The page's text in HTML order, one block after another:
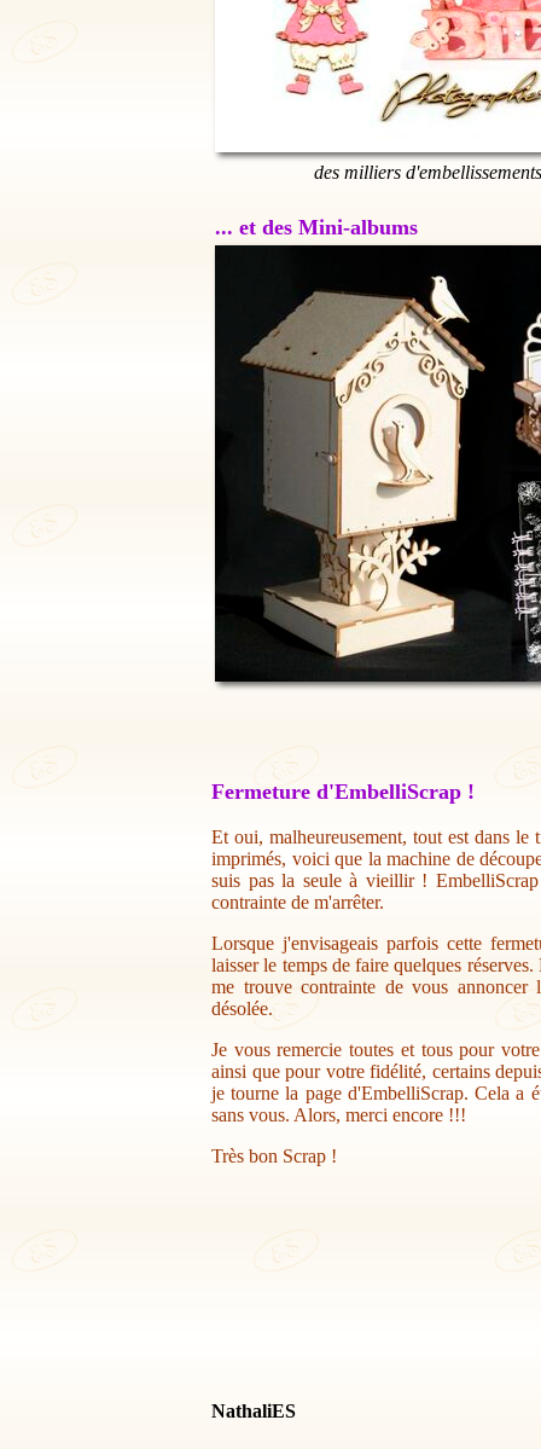
des milliers
... et des Mini-albums
Fermeture d'EmbelliScrap !
Et oui, malheureusement, tout est dans
imprimés, voici que la machine de
suis pas la seule à vieillir !
contrainte de m'arrêter.
Lorsque j'envisageais parfois cette
laisser le temps de faire quelques
me trouve contrainte de vous annoncer
désolée.
Je vous remercie toutes et tous pour
ainsi que pour votre fidélité, certains
je tourne la page d'EmbelliScrap. Cela a
sans vous. Alors, merci encore !!!
Très bon Scrap !
NathaliES